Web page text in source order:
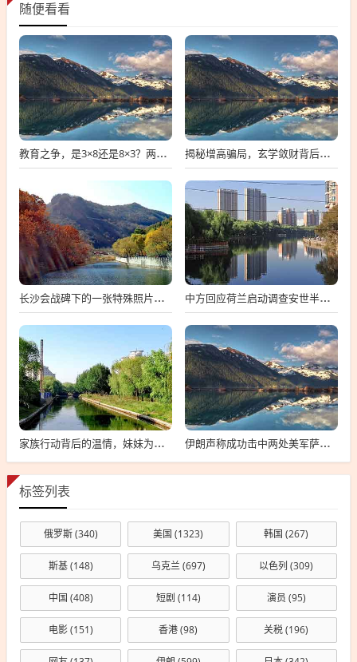
随便看看
教育之争，是3×8还是8×3？两代家长的教育理念分歧 揭秘增高骗局，玄学敛财背后的真相
长沙会战碑下的一张特殊照片，九三阅兵影像的记忆与解读 中方回应荷兰启动调查安世半导体，深化合作与加强沟通是关键
家族行动背后的温情，妹妹为哥哥求良缘，全家砍树背后的故事 伊朗声称成功击中两处美军萨德反导系统，深度解析事件背景与影响
标签列表
俄罗斯(340) 美国 (1323) 韩国 (267)
斯基(148) 乌克兰(697) 以色列 (309)
中国 (408) 短剧 (114) 演员 (95)
电影(151) 香港(98) 关税(196)